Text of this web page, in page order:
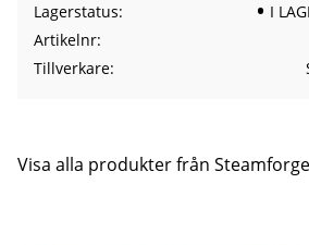
Lagerstatus
I
Artikelnr
Tillverkare
Visa alla produkter från